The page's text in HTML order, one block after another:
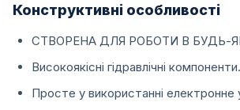
Конструктивні особливості
СТВОРЕНА ДЛЯ РОБОТИ В БУДЬ-
Високоякісні гідравлічні компоненти.
Просте у використанні електронне